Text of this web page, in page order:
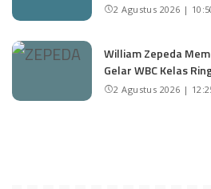
2 Agustus 2026 |
William Zepeda
Gelar WBC Kelas
2 Agustus 2026 |